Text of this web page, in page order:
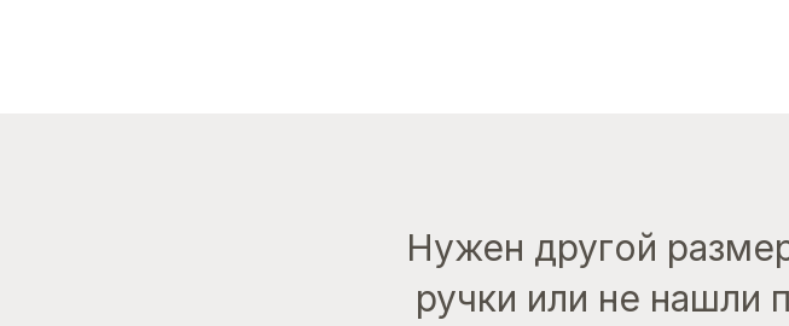
Нужен другой
ручки или не